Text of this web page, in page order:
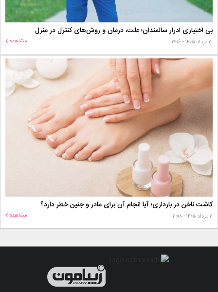
بی اختیاری ادرار سالمندان؛ علت، درمان و روش‌های کنترل در منزل
۱۲ مرداد ۱۴۰۵ - ۱۴:۱۶ مشاهده
کاشت ناخن در بارداری؛ آیا انجام آن برای مادر و جنین خطر دارد؟
۱۱ مرداد ۱۴۰۵ - ۱۱:۰۸ مشاهده